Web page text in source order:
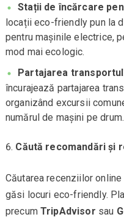
Stații de încărcare
locații eco-friendly pun la
pentru mașinile electrice,
mod mai ecologic.
Partajarea
încurajează partajarea
organizând excursii
numărul de mașini pe drum.
Căută recomandări și
Căutarea recenziilor
găsi locuri eco-friendly.
precum TripAdvisor sau